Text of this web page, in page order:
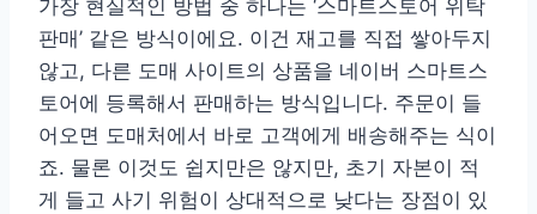
가장 현실적인 방법 중 하나는 ‘스마트스토어 위탁
판매’ 같은 방식이에요. 이건 재고를 직접 쌓아두지
않고, 다른 도매 사이트의 상품을 네이버 스마트스
토어에 등록해서 판매하는 방식입니다. 주문이 들
어오면 도매처에서 바로 고객에게 배송해주는 식이
죠. 물론 이것도 쉽지만은 않지만, 초기 자본이 적
게 들고 사기 위험이 상대적으로 낮다는 장점이 있